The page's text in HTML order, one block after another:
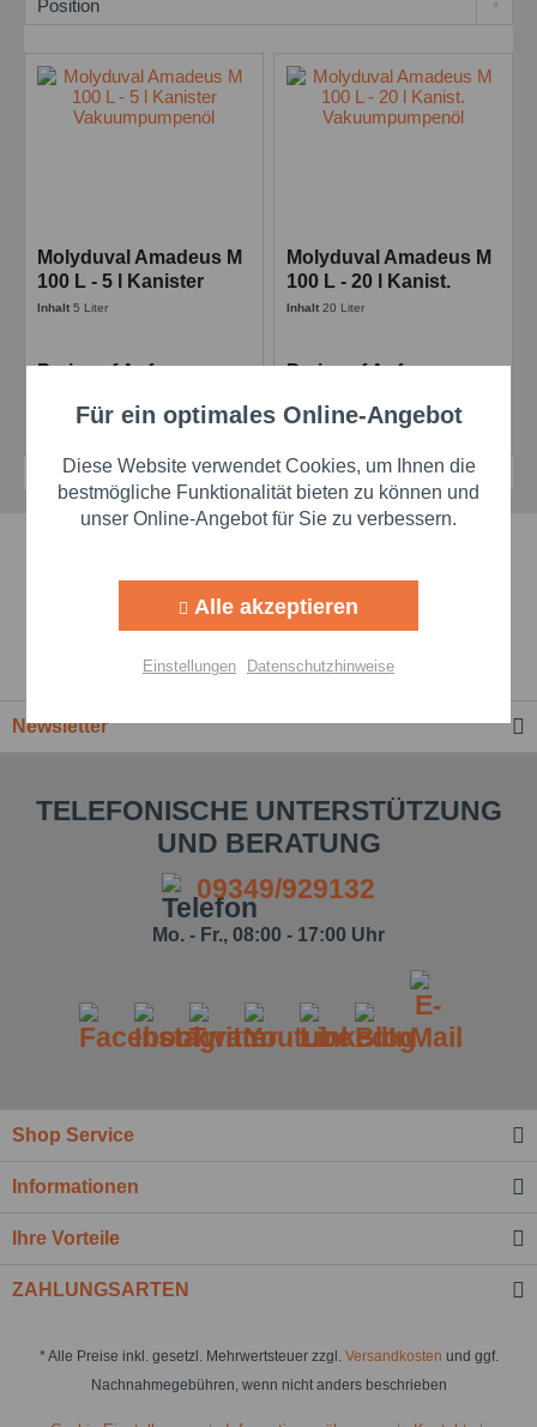
Molyduval Amadeus M
100 L - 5 l Kanister
Vakuumpumpenöl
Inhalt5 Liter
Preis auf Anfrage
Details
Molyduval Amadeus M
100 L - 20 l Kanist.
Vakuumpumpenöl
Inhalt20 Liter
Preis auf Anfrage
Details
Beste Markenqualität
Premium-Händler
Newsletter
TELEFONISCHE UNTERSTÜTZUNG
UND BERATUNG
09349/929132
Mo. - Fr., 08:00 - 17:00 Uhr
Shop Service
Informationen
Ihre Vorteile
ZAHLUNGSARTEN
* Alle Preise inkl. gesetzl. Mehrwertsteuer zzgl. Versandkosten und ggf.
Nachnahmegebühren, wenn nicht anders beschrieben
Funktionale Aktiv
Marketing Aktiv
Personalisierung Aktiv
Für ein optimales Online-Angebot
Diese Website verwendet Cookies, um Ihnen die
bestmögliche Funktionalität bieten zu können und
unser Online-Angebot für Sie zu verbessern.
Alle akzeptieren
Einstellungen Datenschutzhinweise